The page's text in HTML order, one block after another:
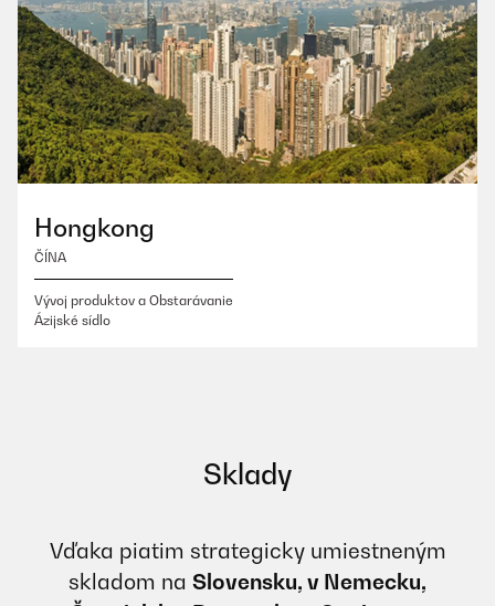
Hongkong
ČÍNA
Vývoj produktov a Obstarávanie
Ázijské sídlo
Sklady
Vďaka piatim strategicky umiestneným
skladom na Slovensku, v Nemecku,